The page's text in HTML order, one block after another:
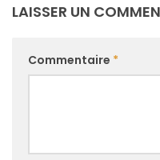
LAISSER UN
Commentaire *